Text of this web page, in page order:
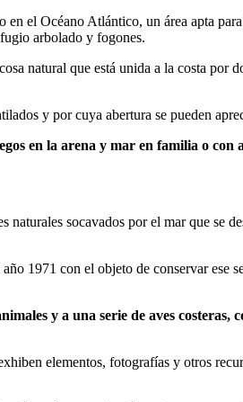
en el Océano Atlántico, un área apta
arbolado y fogones.
natural que está unida a la costa por
y por cuya abertura se pueden
en la arena y mar en familia o con
socavados por el mar que se
1971 con el objeto de conservar ese
y a una serie de aves
elementos, fotografías y otros